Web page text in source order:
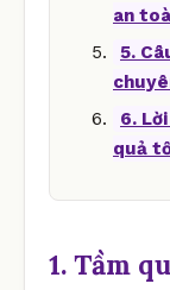
an
5.
6.
quả
1. Tầm